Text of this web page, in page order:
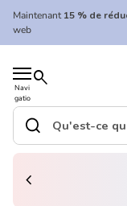
Skip to content
Maintenant15 % de
web
Navi
gatio
n
mobil
search
Accueil
Recherche"
search
(le lien s'ouvre
chevron_left